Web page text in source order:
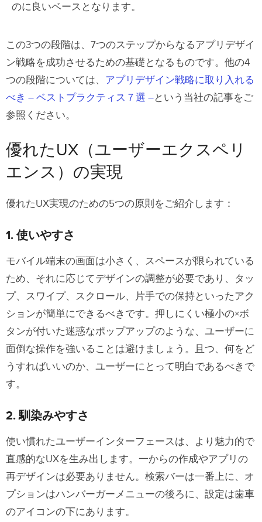
のに良いベースとなります。
この3つの段階は、7つのステップからなるアプリデザイ
ン戦略を成功させるための基礎となるものです。他の4
つの段階については、 アプリデザイン戦略に取り入れる
べき – ベストプラクティス７選 –という当社の記事をご
参照ください。
優れたUX（ユーザーエクスペリ
エンス）の実現
優れたUX実現のための5つの原則をご紹介します：
1. 使いやすさ
モバイル端末の画面は小さく、スペースが限られている
ため、それに応じてデザインの調整が必要であり、タッ
プ、スワイプ、スクロール、片手での保持といったアク
ションが簡単にできるべきです。押しにくい極小の×ボ
タンが付いた迷惑なポップアップのような、ユーザーに
面倒な操作を強いることは避けましょう。且つ、何をど
うすればいいのか、ユーザーにとって明白であるべきで
す。
2. 馴染みやすさ
使い慣れたユーザーインターフェースは、より魅力的で
直感的なUXを生み出します。一からの作成やアプリの
再デザインは必要ありません。検索バーは一番上に、オ
プションはハンバーガーメニューの後ろに、設定は歯車
のアイコンの下にあります。